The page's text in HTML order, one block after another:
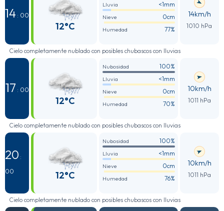
14 : 00
12°C
Lluvia <1mm
Nieve 0cm
Humedad 77%
14km/h
1010 hPa
Cielo completamente nublado con posibles chubascos con lluvias
17 : 00
12°C
Nubosidad 100%
Lluvia <1mm
Nieve 0cm
Humedad 70%
10km/h
1011 hPa
Cielo completamente nublado con posibles chubascos con lluvias
20 :
00
12°C
Nubosidad 100%
Lluvia <1mm
Nieve 0cm
Humedad 76%
10km/h
1011 hPa
Cielo completamente nublado con posibles chubascos con lluvias